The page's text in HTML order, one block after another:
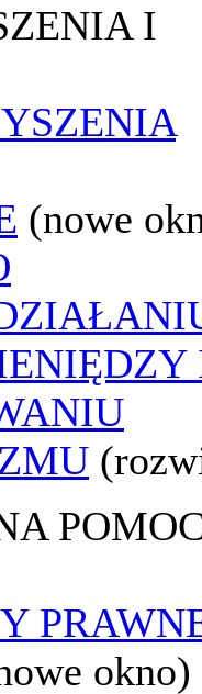
I
(nowe
okno)